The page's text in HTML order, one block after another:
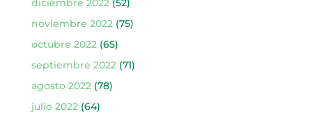
diciembre 2022(52)
noviembre 2022(75)
octubre 2022(65)
septiembre 2022(71)
agosto 2022(78)
julio 2022(64)